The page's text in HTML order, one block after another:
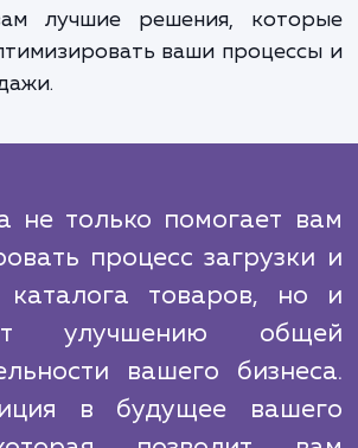
непрерывный
а также быстро
или изменения в
что рынок услуг по
(прайса) из внешней
Однако мы
опытом и
к качеству. Наша
вам лучшие решения,